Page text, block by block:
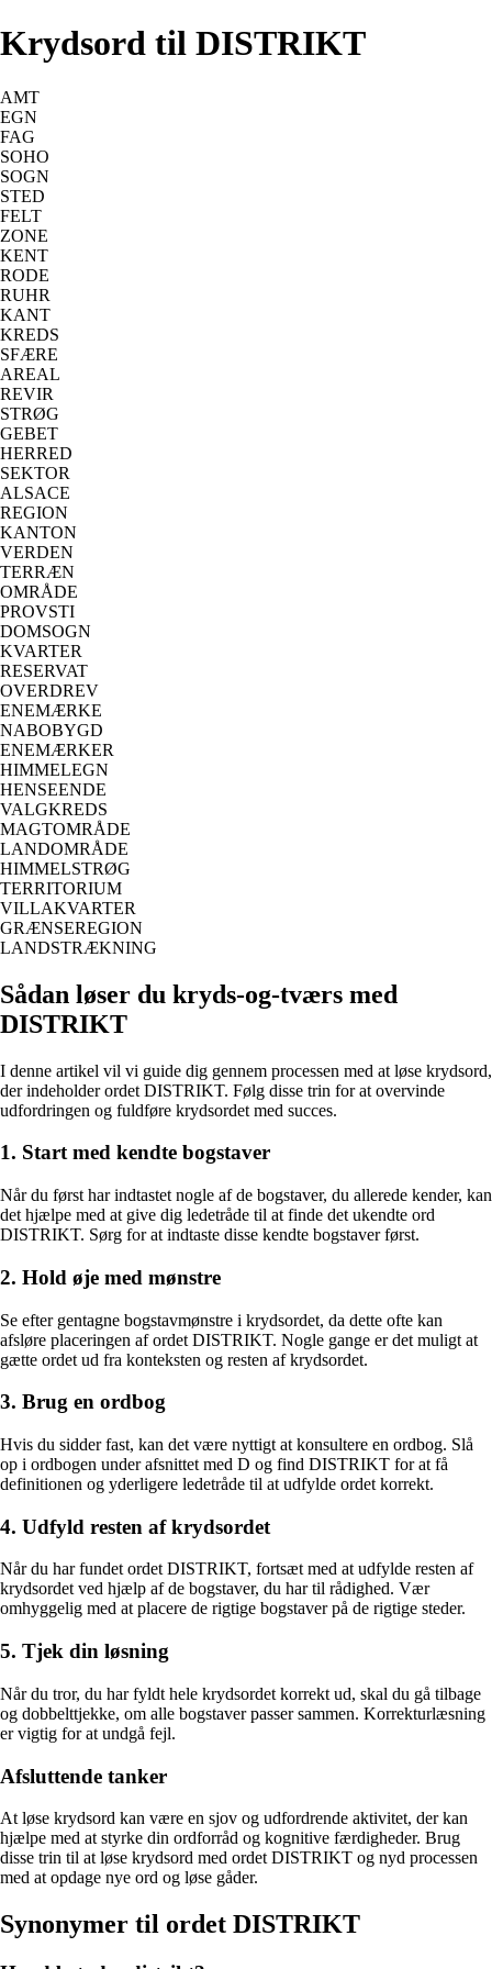
Krydsord til DISTRIKT
AMT
EGN
FAG
SOHO
SOGN
STED
FELT
ZONE
KENT
RODE
RUHR
KANT
KREDS
SFÆRE
AREAL
REVIR
STRØG
GEBET
HERRED
SEKTOR
ALSACE
REGION
KANTON
VERDEN
TERRÆN
OMRÅDE
PROVSTI
DOMSOGN
KVARTER
RESERVAT
OVERDREV
ENEMÆRKE
NABOBYGD
ENEMÆRKER
HIMMELEGN
HENSEENDE
VALGKREDS
MAGTOMRÅDE
LANDOMRÅDE
HIMMELSTRØG
TERRITORIUM
VILLAKVARTER
GRÆNSEREGION
LANDSTRÆKNING
Sådan løser du kryds-og-tværs med
DISTRIKT
I denne artikel vil vi guide dig gennem processen med at løse krydsord,
der indeholder ordet DISTRIKT. Følg disse trin for at overvinde
udfordringen og fuldføre krydsordet med succes.
1. Start med kendte bogstaver
Når du først har indtastet nogle af de bogstaver, du allerede kender, kan
det hjælpe med at give dig ledetråde til at finde det ukendte ord
DISTRIKT. Sørg for at indtaste disse kendte bogstaver først.
2. Hold øje med mønstre
Se efter gentagne bogstavmønstre i krydsordet, da dette ofte kan
afsløre placeringen af ordet DISTRIKT. Nogle gange er det muligt at
gætte ordet ud fra konteksten og resten af krydsordet.
3. Brug en ordbog
Hvis du sidder fast, kan det være nyttigt at konsultere en ordbog. Slå
op i ordbogen under afsnittet med D og find DISTRIKT for at få
definitionen og yderligere ledetråde til at udfylde ordet korrekt.
4. Udfyld resten af krydsordet
Når du har fundet ordet DISTRIKT, fortsæt med at udfylde resten af
krydsordet ved hjælp af de bogstaver, du har til rådighed. Vær
omhyggelig med at placere de rigtige bogstaver på de rigtige steder.
5. Tjek din løsning
Når du tror, du har fyldt hele krydsordet korrekt ud, skal du gå tilbage
og dobbelttjekke, om alle bogstaver passer sammen. Korrekturlæsning
er vigtig for at undgå fejl.
Afsluttende tanker
At løse krydsord kan være en sjov og udfordrende aktivitet, der kan
hjælpe med at styrke din ordforråd og kognitive færdigheder. Brug
disse trin til at løse krydsord med ordet DISTRIKT og nyd processen
med at opdage nye ord og løse gåder.
Synonymer til ordet DISTRIKT